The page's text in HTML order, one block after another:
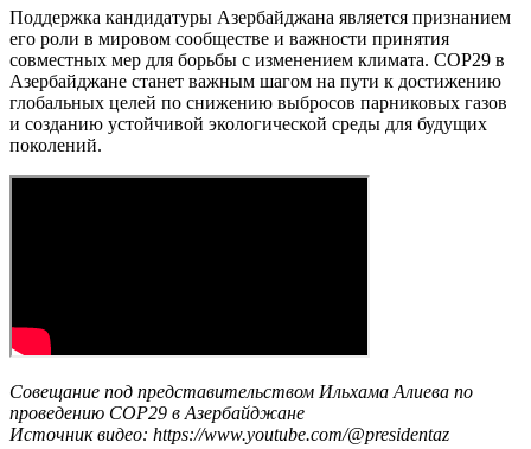
Поддержка кандидатуры Азербайджана является признанием
его роли в мировом сообществе и важности принятия
совместных мер для борьбы с изменением климата. COP29 в
Азербайджане станет важным шагом на пути к достижению
глобальных целей по снижению выбросов парниковых газов
и созданию устойчивой экологической среды для будущих
поколений.
Совещание под представительством Ильхама Алиева по
проведению COP29 в Азербайджане
Источник видео: https://www.youtube.com/@presidentaz